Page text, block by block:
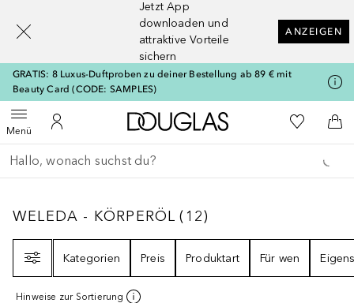
Jetzt App
downloaden und
attraktive Vorteile
sichern
ANZEIGEN
GRATIS: 8 Luxus-Duftproben zu deiner Bestellung ab 89 € mit
Beauty Card (CODE: SAMPLES)
MenüMenü öffnenZu Meinem Kundenkonto
Zur Douglas Startseite
Zu Meiner
Gehe zurück
Suche ausführen
WELEDA - KÖRPERÖL 12
WELEDA - KÖRPERÖL ( 12)
Kategorien
Preis Produktart Für wen
Hinweise zur Sortierung
[navigation.slideout.screenreader]